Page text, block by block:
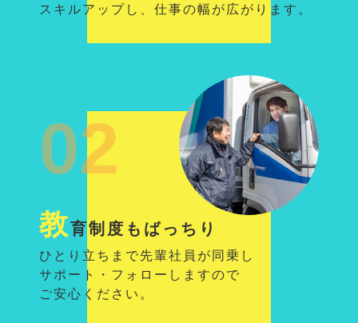
スキルアップし、仕事の幅が広がります。
02
教育制度もばっちり
ひとり立ちまで先輩社員が同乗し
サポート・フォローしますので
ご安心ください。